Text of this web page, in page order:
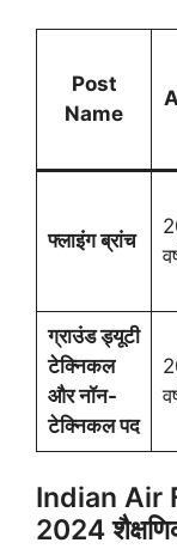
Post
Name
फ्लाइंग ब्रांच
ग्राउंड ड्यूटी
टेक्निकल
और नॉन-
टेक्निकल पद
Indian Air
2024